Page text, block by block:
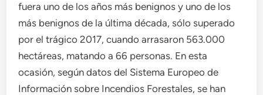
fuera uno de los años más benignos y uno de los
más benignos de la última década, sólo superado
por el trágico 2017, cuando arrasaron 563.000
hectáreas, matando a 66 personas. En esta
ocasión, según datos del Sistema Europeo de
Información sobre Incendios Forestales, se han